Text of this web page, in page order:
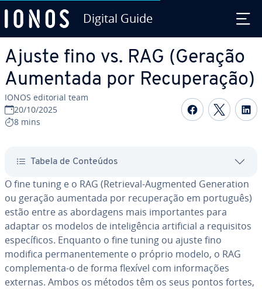
Digital Guide
Ajuste fino vs. RAG (Geração
Aumentada por Re­cu­pe­ra­ção)
IONOS editorial team
20/10/2025
8 mins
Tabela de Conteúdos
O fine tuning e o RAG (Retrieval-Augmented Ge­ne­ra­tion
ou geração aumentada por re­cu­pe­ra­ção em português)
estão entre as abor­da­gens mais im­por­tan­tes para
adaptar os modelos de in­te­li­gên­cia ar­ti­fi­cial a re­qui­si­tos
es­pe­cí­fi­cos. Enquanto o fine tuning ou ajuste fino
modifica per­ma­nen­te­mente o próprio modelo, o RAG
com­ple­menta-o de forma flexível com in­for­ma­ções
externas. Ambos os métodos têm os seus pontos fortes,